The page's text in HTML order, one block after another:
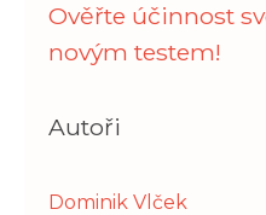
Ověřte účinnost
novým testem!
Autoři
Dominik Vlček